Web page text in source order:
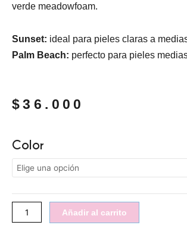
verde meadowfoam.
Sunset: ideal para pieles claras a
Palm Beach: perfecto para pieles
$36.000
Color
Bronzer
cremoso
Majikal
cantidad
Añadir al carrito